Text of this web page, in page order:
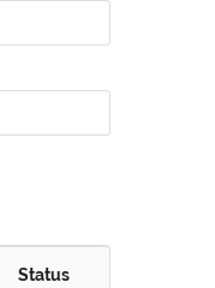
Status